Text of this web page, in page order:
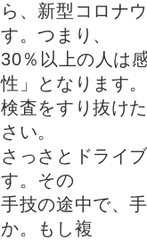
ら、新型コロナ
す。つまり、
30％以上の人は
性」となります
検査をすり抜け
さい。
さっさとドライ
す。その
手技の途中で、
か。もし複